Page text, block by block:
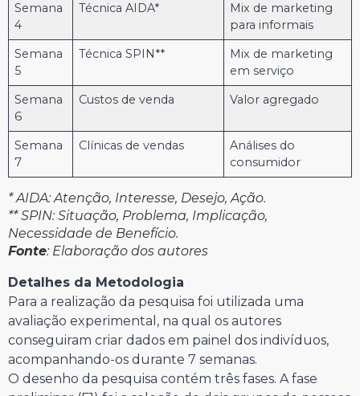
Semana
4
Técnica AIDA*
Mix de marketing
para informais
Semana
5
Técnica SPIN**
Mix de marketing
em serviço
Semana
6
Custos de venda Valor agregado
Semana
7
Clínicas de vendas
Análises do
consumidor
* AIDA: Atenção, Interesse, Desejo, Ação.
** SPIN: Situação, Problema, Implicação,
Necessidade de Benefício.
Fonte: Elaboração dos autores
Detalhes da Metodologia
Para a realização da pesquisa foi utilizada uma
avaliação experimental, na qual os autores
conseguiram criar dados em painel dos indivíduos,
acompanhando-os durante 7 semanas.
O desenho da pesquisa contém três fases. A fase